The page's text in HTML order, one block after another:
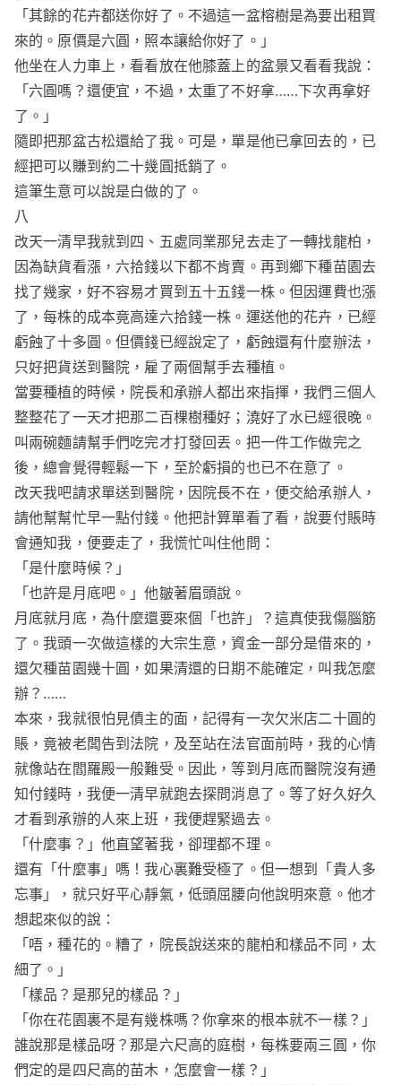
「其餘的花卉都送你好了。不過這一盆榕樹是為要出租買
來的。原價是六圓，照本讓給你好了。」
他坐在人力車上，看看放在他膝蓋上的盆景又看看我說：
「六圓嗎？還便宜，不過，太重了不好拿……下次再拿好
了。」
隨即把那盆古松還給了我。可是，單是他已拿回去的，已
經把可以賺到約二十幾圓抵銷了。
這筆生意可以說是白做的了。
八
改天一清早我就到四、五處同業那兒去走了一轉找龍柏，
因為缺貨看漲，六拾錢以下都不肯賣。再到鄉下種苗園去
找了幾家，好不容易才買到五十五錢一株。但因運費也漲
了，每株的成本竟高達六拾錢一株。運送他的花卉，已經
虧蝕了十多圓。但價錢已經說定了，虧蝕還有什麼辦法，
只好把貨送到醫院，雇了兩個幫手去種植。
當要種植的時候，院長和承辦人都出來指揮，我們三個人
整整花了一天才把那二百棵樹種好；澆好了水已經很晚。
叫兩碗麵請幫手們吃完才打發回丟。把一件工作做完之
後，總會覺得輕鬆一下，至於虧損的也已不在意了。
改天我吧請求單送到醫院，因院長不在，便交給承辦人，
請他幫幫忙早一點付錢。他把計算單看了看，說要付賬時
會通知我，便要走了，我慌忙叫住他問：
「是什麼時候？」
「也許是月底吧。」他皺著眉頭說。
月底就月底，為什麼還要來個「也許」？這真使我傷腦筋
了。我頭一次做這樣的大宗生意，資金一部分是借來的，
還欠種苗園幾十圓，如果清還的日期不能確定，叫我怎麼
辦？……
本來，我就很怕見債主的面，記得有一次欠米店二十圓的
賬，竟被老闆告到法院，及至站在法官面前時，我的心情
就像站在閻羅殿一般難受。因此，等到月底而醫院沒有通
知付錢時，我便一清早就跑去探問消息了。等了好久好久
才看到承辦的人來上班，我便趕緊過去。
「什麼事？」他直望著我，卻理都不理。
還有「什麼事」嗎！我心裏難受極了。但一想到「貴人多
忘事」，就只好平心靜氣，低頭屈腰向他說明來意。他才
想起來似的說：
「唔，種花的。糟了，院長說送來的龍柏和樣品不同，太
細了。」
「樣品？是那兒的樣品？」
「你在花園裏不是有幾株嗎？你拿來的根本就不一樣？」
誰說那是樣品呀？那是六尺高的庭樹，每株要兩三圓，你
們定的是四尺高的苗木，怎麼會一樣？」